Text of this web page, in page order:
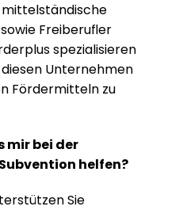
mittelständische
Freiberufler
spezialisieren
Unternehmen
Fördermitteln zu
mir bei der
helfen?
Sie